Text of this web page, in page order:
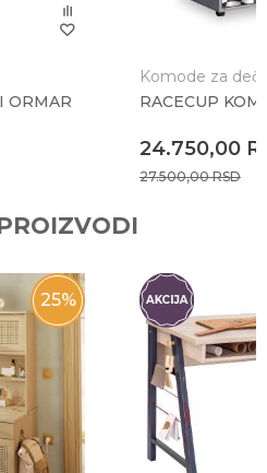
ORMAR
Komode za
RACECUP
24.750,00
27.500,00RSD
25%